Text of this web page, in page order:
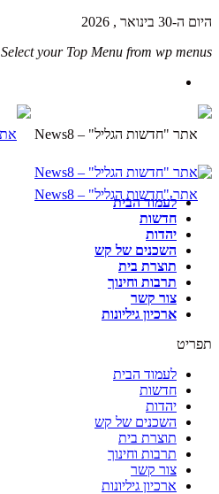
היום ה-30 בינואר , 2026
Select your Top Menu from wp menus
לעמוד הבית
חדשות
יהדות
השכנים של קש
תוצרת בית
תרבות וחינוך
צור קשר
ארכיון גיליונות
תפריט
לעמוד הבית
חדשות
יהדות
השכנים של קש
תוצרת בית
תרבות וחינוך
צור קשר
ארכיון גיליונות